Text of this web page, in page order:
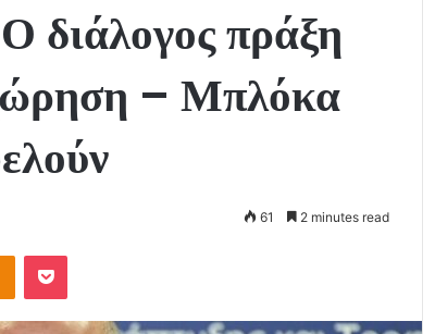
διάλογος πράξη
– Μπλόκα
61 2 minutes read
Odnoklassniki
Pocket